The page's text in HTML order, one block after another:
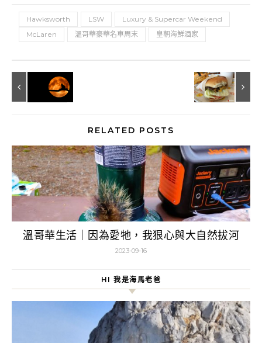
Hawksworth LSW
Luxury & Supercar Weekend
McLaren
溫哥華豪華名車周末 皇朝海鮮酒家
RELATED POSTS
溫哥華生活｜因為愛牠，我狠心與大自然拔河
2023-09-16
HI 我是海馬老爸